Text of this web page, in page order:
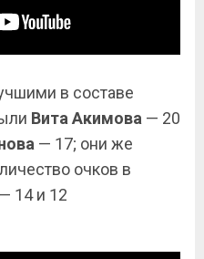
в составе
Вита Акимова — 20
— 17; они же
очков в
14 и 12